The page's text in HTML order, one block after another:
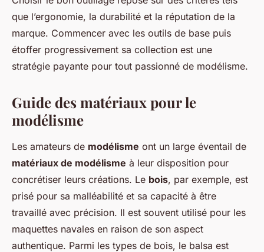
que l’ergonomie, la durabilité et la réputation de la
marque. Commencer avec les outils de base puis
étoffer progressivement sa collection est une
stratégie payante pour tout passionné de modélisme.
Guide des matériaux pour le
modélisme
Les amateurs de modélisme ont un large éventail de
matériaux de modélisme à leur disposition pour
concrétiser leurs créations. Le bois, par exemple, est
prisé pour sa malléabilité et sa capacité à être
travaillé avec précision. Il est souvent utilisé pour les
maquettes navales en raison de son aspect
authentique. Parmi les types de bois, le balsa est